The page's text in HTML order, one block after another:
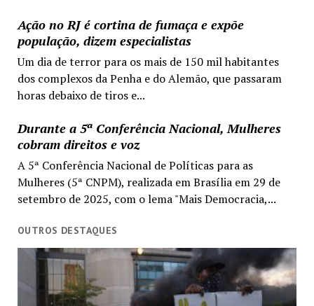
Ação no RJ é cortina de fumaça e expõe
população, dizem especialistas
Um dia de terror para os mais de 150 mil habitantes
dos complexos da Penha e do Alemão, que passaram
horas debaixo de tiros e...
Durante a 5ª Conferência Nacional, Mulheres
cobram direitos e voz
A 5ª Conferência Nacional de Políticas para as
Mulheres (5ª CNPM), realizada em Brasília em 29 de
setembro de 2025, com o lema "Mais Democracia,...
OUTROS DESTAQUES